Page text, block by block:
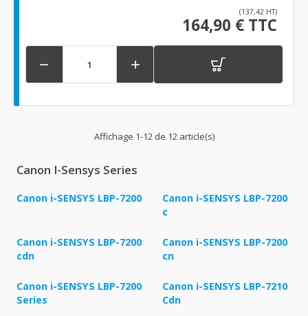
(137,42 HT)
164,90 € TTC
 
Affichage 1-12 de 12 article(s)
Canon I-Sensys Series
Canon i-SENSYS LBP-7200
Canon i-SENSYS LBP-7200
c
Canon i-SENSYS LBP-7200
cdn
Canon i-SENSYS LBP-7200
cn
Canon i-SENSYS LBP-7200
Series
Canon i-SENSYS LBP-7210
Cdn